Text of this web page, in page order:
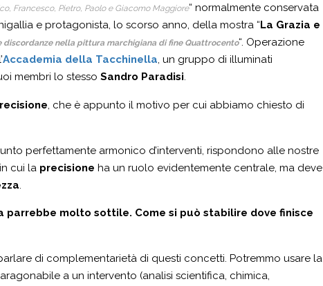
Francesco, Pietro, Paolo e Giacomo Maggiore“ normalmente conservata
e protagonista, lo scorso anno, della mostra “La Grazia e
discordanze nella pittura marchigiana di fine Quattrocento“. Operazione
Accademia della Tacchinella, un gruppo di illuminati
membri lo stesso Sandro Paradisi.
, che è appunto il motivo per cui abbiamo chiesto di
perfettamente armonico d’interventi, rispondono alle nostre
cui la precisione ha un ruolo evidentemente centrale, ma deve
parrebbe molto sottile. Come si può stabilire dove finisce
di complementarietà di questi concetti. Potremmo usare la
a un intervento (analisi scientifica, chimica,